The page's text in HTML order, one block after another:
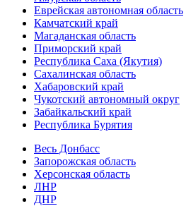
Еврейская автономная область
Камчатский край
Магаданская область
Приморский край
Республика Саха (Якутия)
Сахалинская область
Хабаровский край
Чукотский автономный округ
Забайкальский край
Республика Бурятия
Весь Донбасс
Запорожская область
Херсонская область
ЛНР
ДНР